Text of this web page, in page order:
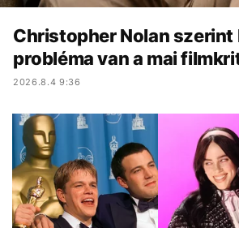
Christopher Nolan szerint
probléma van a mai
2026.8.4 9:36